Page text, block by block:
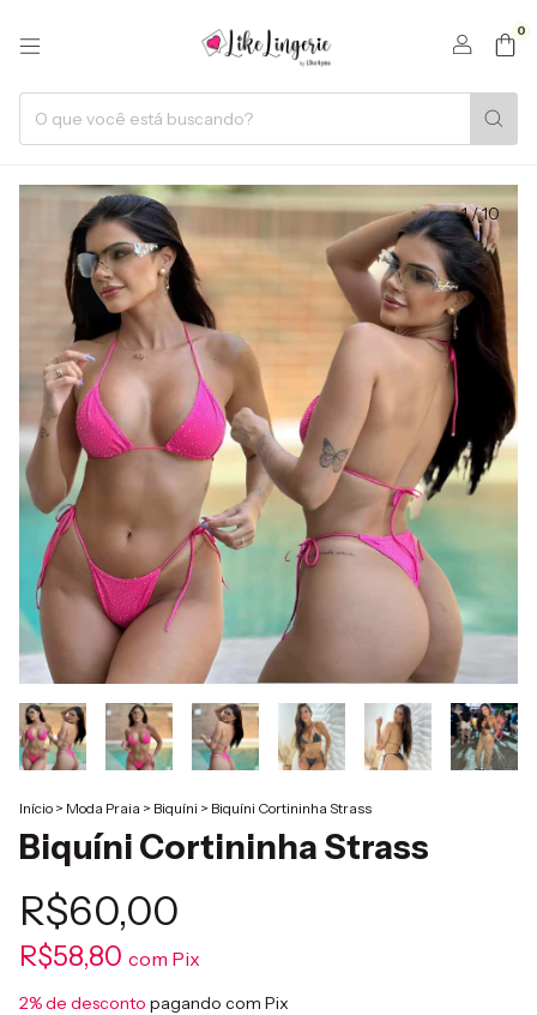
0
1/10
Início > Moda Praia > Biquíni > Biquíni Cortininha Strass
Biquíni Cortininha Strass
R$60,00
R$58,80 com Pix
2% de desconto pagando com Pix